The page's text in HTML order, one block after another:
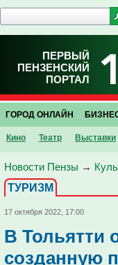
ПЕРВЫЙ
ПЕНЗЕНСКИЙ
ПОРТАЛ
ГОРОД ОНЛАЙН
Кино Театр Выставки
Новости Пензы →
ТУРИЗМ
17 октября 2022, 17:00
В Тольятти
созданную